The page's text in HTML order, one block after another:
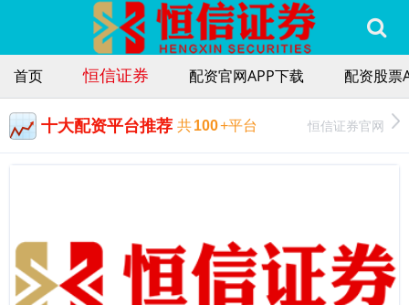
首页 恒信证券 配资官网APP下载 配资股票
十大配资平台推荐 共100+平台 恒信证券官网